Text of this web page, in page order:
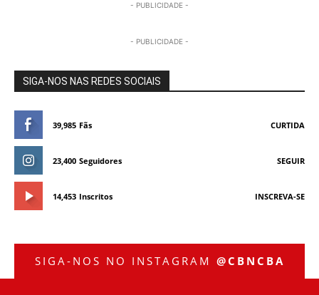
- PUBLICIDADE -
- PUBLICIDADE -
SIGA-NOS NAS REDES SOCIAIS
39,985 Fãs CURTIDA
23,400 Seguidores SEGUIR
14,453 Inscritos INSCREVA-SE
SIGA-NOS NO INSTAGRAM @CBNCBA